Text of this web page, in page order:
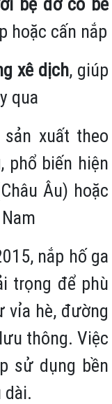
hoặc cấn nắp
xê dịch, giúp
qua
xuất theo
, phổ biến hiện
Âu) hoặc
nắp hố ga
trọng để phù
vỉa hè, đường
thông. Việc
sử dụng bền
dài.